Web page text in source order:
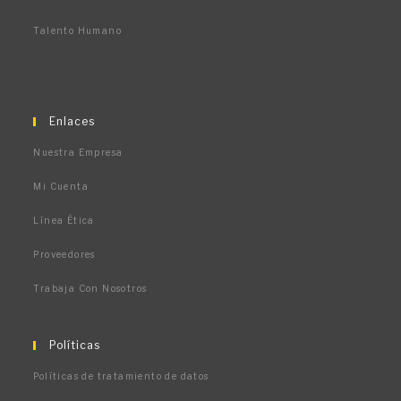
Talento Humano
Enlaces
Nuestra Empresa
Mi Cuenta
Línea Ética
Proveedores
Trabaja Con Nosotros
Políticas
Políticas de tratamiento de datos